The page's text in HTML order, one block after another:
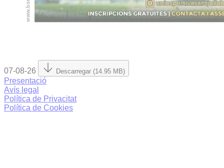
07-08-26 Descarregar (14.95 MB)
Presentació
Avís legal
Política de Privacitat
Política de Cookies